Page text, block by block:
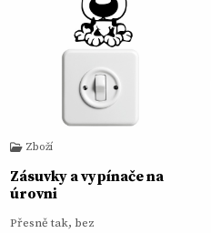
Zboží
Zásuvky a vypínače na
úrovni
Přesně tak, bez